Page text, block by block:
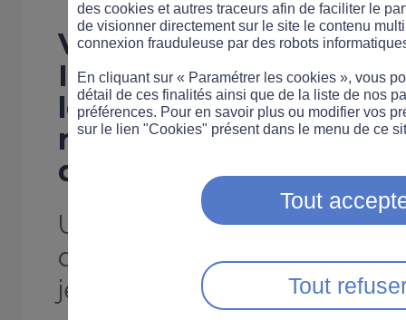
Vous le connaissez en
Internet. Désormais,
le site de prévention
routiers créé par
depuis votre
Un contenu proche
des intérêts des
jeunes
des cookies et autres traceurs afin de faciliter le
de visionner directement sur le site le contenu
connexion frauduleuse par des robots
En cliquant sur « Paramétrer les cookies », vous
détail de ces finalités ainsi que de la liste de nos
préférences. Pour en savoir plus ou modifier vos
sur le lien "Cookies" présent dans le menu de ce
Tout
Tout